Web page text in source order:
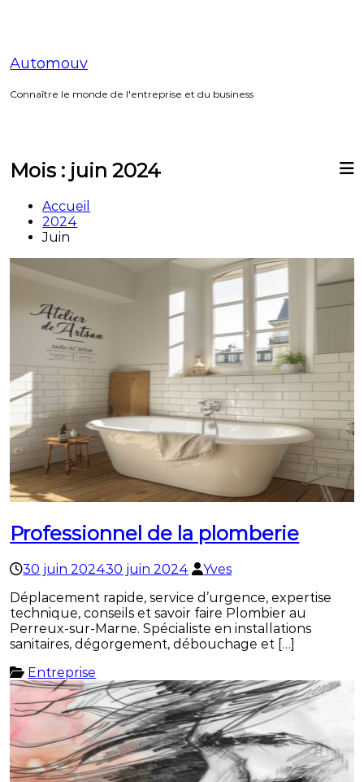
Automouv
Connaître le monde de l'entreprise et du business
Mois : juin 2024
Accueil
2024
Juin
Professionnel de la plomberie
30 juin 202430 juin 2024
Yves
Déplacement rapide, service d’urgence, expertise
technique, conseils et savoir faire Plombier au
Perreux-sur-Marne. Spécialiste en installations
sanitaires, dégorgement, débouchage et […]
Entreprise